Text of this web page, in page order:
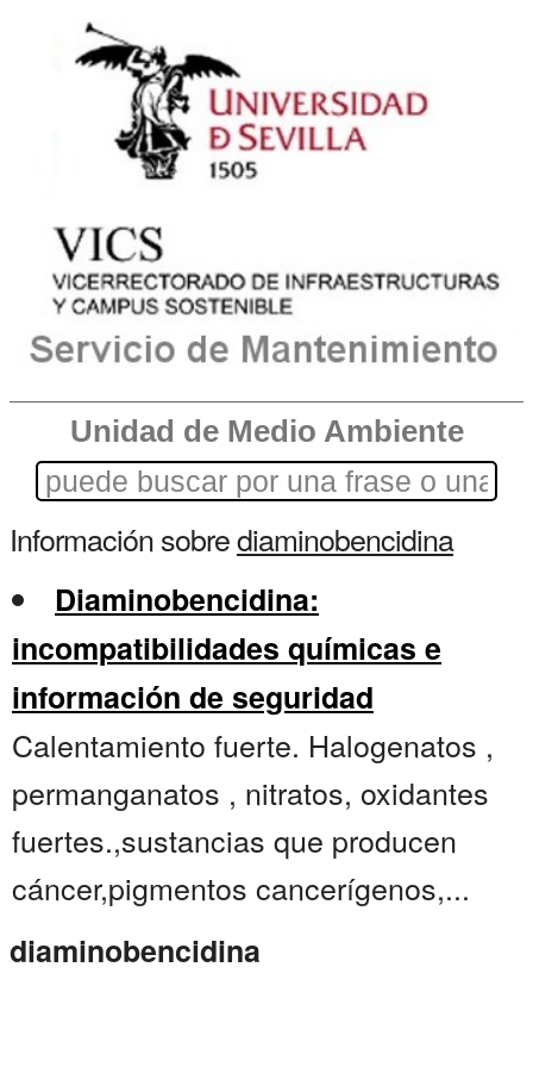
Unidad de Medio Ambiente
Información sobrediaminobencidina
Diaminobencidina:
incompatibilidades químicas e
información de seguridad
Calentamiento fuerte. Halogenatos ,
permanganatos , nitratos, oxidantes
fuertes.,sustancias que producen
cáncer,pigmentos cancerígenos,...
diaminobencidina